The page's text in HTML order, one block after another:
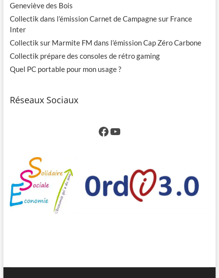
Geneviève des Bois
Collectik dans l’émission Carnet de Campagne sur France
Inter
Collectik sur Marmite FM dans l’émission Cap Zéro Carbone
Collectik prépare des consoles de rétro gaming
Quel PC portable pour mon usage ?
Réseaux Sociaux
Facebook
YouTube